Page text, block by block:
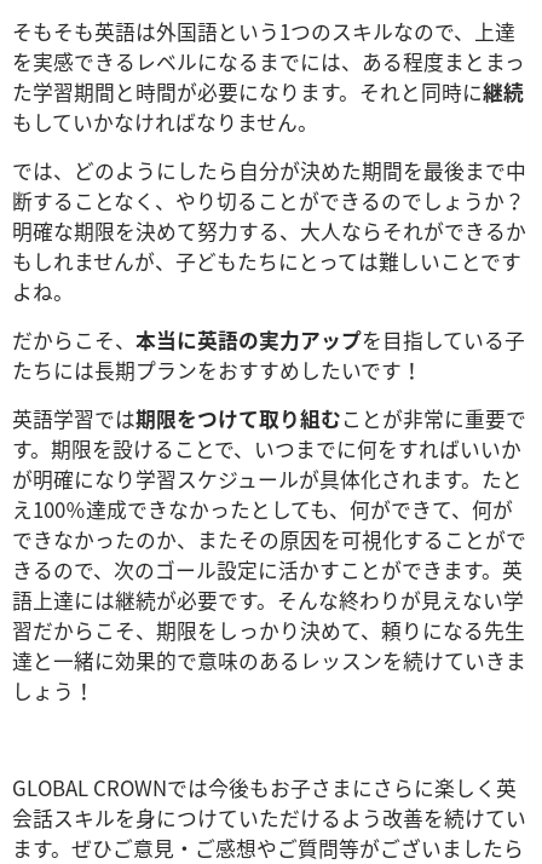
そもそも英語は外国語という1つのスキルなので、上達
を実感できるレベルになるまでには、ある程度まとまっ
た学習期間と時間が必要になります。それと同時に継続
もしていかなければなりません。
では、どのようにしたら自分が決めた期間を最後まで中
断することなく、やり切ることができるのでしょうか？
明確な期限を決めて努力する、大人ならそれができるか
もしれませんが、子どもたちにとっては難しいことです
よね。
だからこそ、 本当に英語の実力アップを目指している子
たちには長期プランをおすすめしたいです！
英語学習では期限をつけて取り組むことが非常に重要で
す。期限を設けることで、いつまでに何をすればいいか
が明確になり学習スケジュールが具体化されます。たと
え100％達成できなかったとしても、何ができて、何が
できなかったのか、またその原因を可視化することがで
きるので、次のゴール設定に活かすことができます。英
語上達には継続が必要です。そんな終わりが見えない学
習だからこそ、期限をしっかり決めて、頼りになる先生
達と一緒に効果的で意味のあるレッスンを続けていきま
しょう！
GLOBAL CROWNでは今後もお子さまにさらに楽しく英
会話スキルを身につけていただけるよう改善を続けてい
ます。ぜひご意見・ご感想やご質問等がございましたら